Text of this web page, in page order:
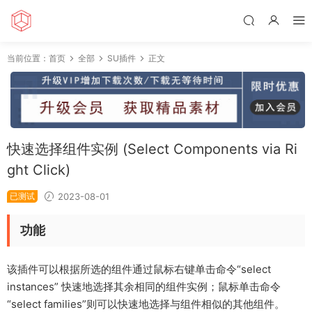
当前位置： 首页 全部 SU插件 正文
快速选择组件实例 (Select Components via Ri
ght Click)
已测试 2023-08-01
功能
该插件可以根据所选的组件通过鼠标右键单击命令“select
instances” 快速地选择其余相同的组件实例；鼠标单击命令
“select families”则可以快速地选择与组件相似的其他组件。